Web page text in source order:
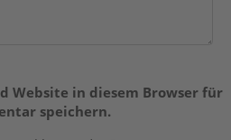
Website in diesem Browser für
speichern.